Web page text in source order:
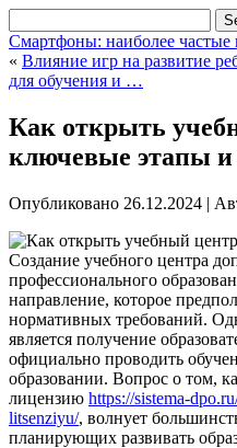
Смартфоны: наиболее
« Влияние игр на развитие
для обучения и …
Как открыть
ключевые этапы и
Опубликовано 26.12.2024 |
Создание учебного центра
профессионального
направление, которое
нормативных требований.
является получение
официально проводить
образовании. Вопрос о том,
лицензию https://sistema-
litsenziyu/, волнует
планирующих развивать